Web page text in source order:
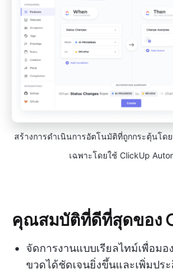
สร้างการดำเนินการอัตโนมัติที่ถูกกระตุ้นโด
เฉพาะโดยใช้ ClickUp
คุณสมบัติที่ดีที่สุดของ
จัดการงานแบบเรียลไทม์เพื่อม
ขวดได้ชัดเจนยิ่งขึ้นและเพิ่มปร